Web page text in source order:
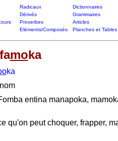
Radicaux
Dictionnaires
Dérivés
Grammaires
Proverbes
Articles
Eléments/Composés Planches et Tables
famoka
ka
nom
entina manapoka,
qu'on peut choquer, frapper,